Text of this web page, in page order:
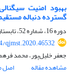
بهبود امنیت
گسترده دنباله
دوره 16، شماره 52، تابستان 1399، صفحه
qjmst.2020.46532
جعفر خلیل‌پور، محمد
مشاهده مقاله
اصل